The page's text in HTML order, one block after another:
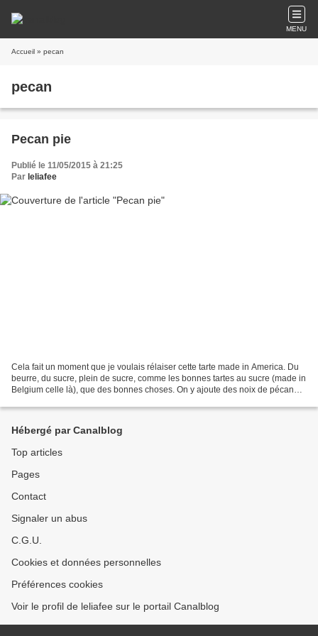
MENU
Accueil » pecan
pecan
Pecan pie
Publié le 11/05/2015 à 21:25
Par leliafee
Cela fait un moment que je voulais rélaiser cette tarte made in America. Du
beurre, du sucre, plein de sucre, comme les bonnes tartes au sucre (made in
Belgium celle là), que des bonnes choses. On y ajoute des noix de pécan
Hébergé par Canalblog
Top articles
Pages
Contact
Signaler un abus
C.G.U.
Cookies et données personnelles
Préférences cookies
Voir le profil de leliafee sur le portail Canalblog